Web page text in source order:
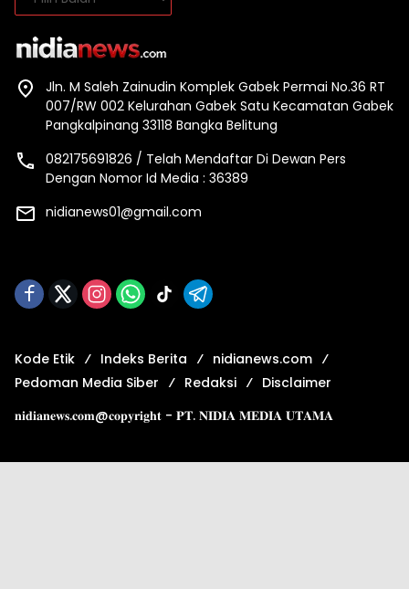
Jln. M Saleh Zainudin Komplek Gabek Permai No.36 RT
007/RW 002 Kelurahan Gabek Satu Kecamatan Gabek
Pangkalpinang 33118 Bangka Belitung
082175691826 / Telah Mendaftar Di Dewan Pers
Dengan Nomor Id Media : 36389
nidianews01@gmail.com
Kode Etik Indeks Berita
nidianews.com
Pedoman Media Siber
Redaksi
Disclaimer
𝐧𝐢𝐝𝐢𝐚𝐧𝐞𝐰𝐬.𝐜𝐨𝐦@𝐜𝐨𝐩𝐲𝐫𝐢𝐠𝐡𝐭 - 𝐏𝐓. 𝐍𝐈𝐃𝐈𝐀 𝐌𝐄𝐃𝐈𝐀 𝐔𝐓𝐀𝐌𝐀